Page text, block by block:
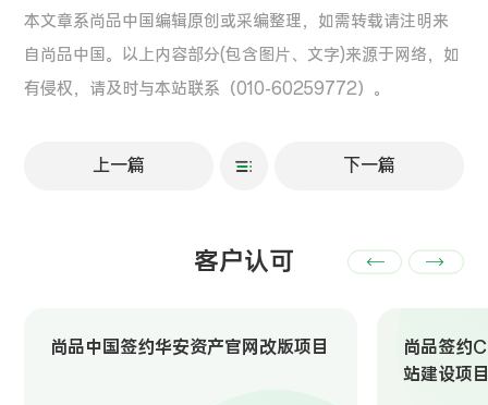
本文章系尚品中国编辑原创或采编整理，如需转载请注明来
自尚品中国。以上内容部分(包含图片、文字)来源于网络，如
有侵权，请及时与本站联系（010-60259772）。
上一篇 下一篇
客户认可
尚品中国签约华安资产官网改版项目
尚品签约
站建设项